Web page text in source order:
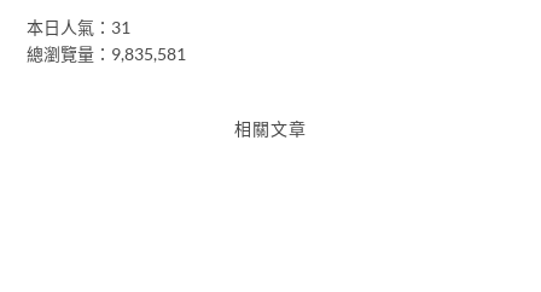
本日人氣：31
總瀏覽量：9,835,581
相關文章